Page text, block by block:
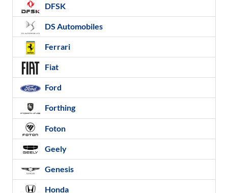
DFSK
DS Automobiles
Ferrari
Fiat
Ford
Forthing
Foton
Geely
Genesis
Honda